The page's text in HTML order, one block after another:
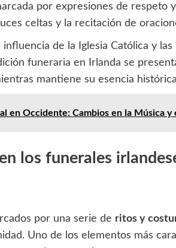
por expresiones de respeto
celtas y la recitación de
de la Iglesia Católica y las
funeraria en Irlanda se
mantiene su esencia
en Occidente: Cambios en la Música y
los funerales
por una serie de ritos y
Uno de los elementos más